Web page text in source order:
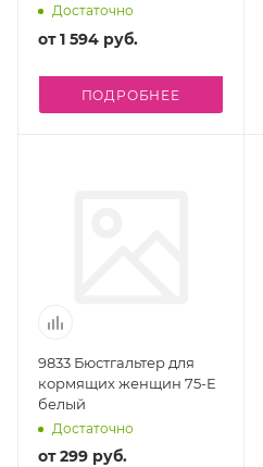
Достаточно
от1 594 руб.
ПОДРОБНЕЕ
9833 Бюстгальтер для
кормящих женщин 75-E
белый
Достаточно
от299 руб.